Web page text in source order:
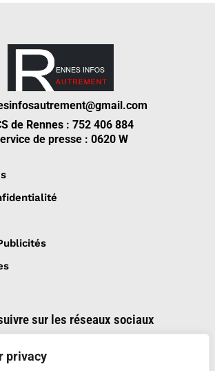
privacy
de Rennes : 752 406 884
de presse : 0620 W
sur les réseaux sociaux